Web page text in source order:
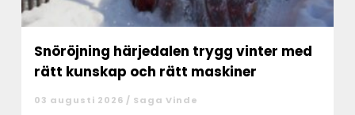
Snöröjning härjedalen trygg vinter med
rätt kunskap och rätt maskiner
03 augusti 2026 / Saga Vinde